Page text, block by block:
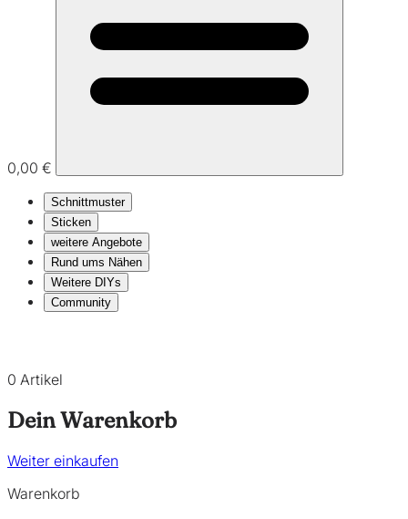
0,00 €
Schnittmuster
Sticken
weitere Angebote
Rund ums Nähen
Weitere DIYs
Community
0 Artikel
Dein Warenkorb
Weiter einkaufen
Warenkorb